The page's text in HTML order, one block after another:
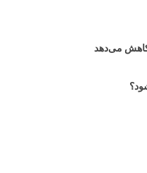
می‌دهد